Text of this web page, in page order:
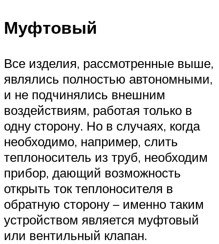
Муфтовый
Все изделия, рассмотренные выше,
являлись полностью автономными,
и не подчинялись внешним
воздействиям, работая только в
одну сторону. Но в случаях, когда
необходимо, например, слить
теплоноситель из труб, необходим
прибор, дающий возможность
открыть ток теплоносителя в
обратную сторону – именно таким
устройством является муфтовый
или вентильный клапан.